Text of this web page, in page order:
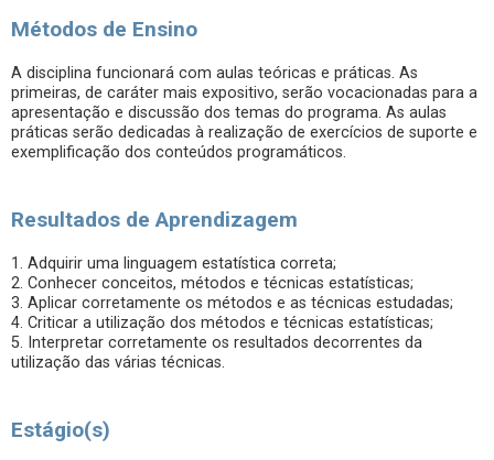
Métodos de Ensino
A disciplina funcionará com aulas teóricas e práticas. As
primeiras, de caráter mais expositivo, serão vocacionadas para a
apresentação e discussão dos temas do programa. As aulas
práticas serão dedicadas à realização de exercícios de suporte e
exemplificação dos conteúdos programáticos.
Resultados de Aprendizagem
1. Adquirir uma linguagem estatística correta;
2. Conhecer conceitos, métodos e técnicas estatísticas;
3. Aplicar corretamente os métodos e as técnicas estudadas;
4. Criticar a utilização dos métodos e técnicas estatísticas;
5. Interpretar corretamente os resultados decorrentes da
utilização das várias técnicas.
Estágio(s)